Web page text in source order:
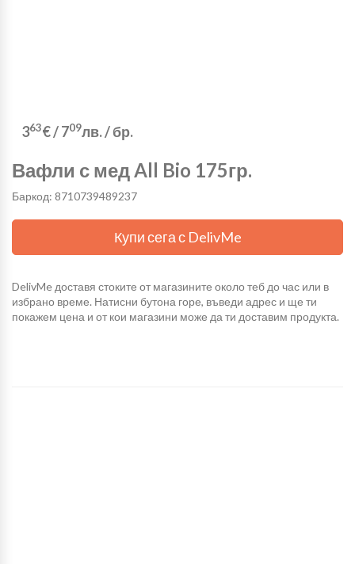
363€/709лв./ бр.
Вафли с мед All Bio 175гр.
Баркод: 8710739489237
Купи сега с DelivMe
DelivMe доставя стоките от магазините около теб до час или в
избрано време. Натисни бутона горе, въведи адрес и ще ти
покажем цена и от кои магазини може да ти доставим продукта.